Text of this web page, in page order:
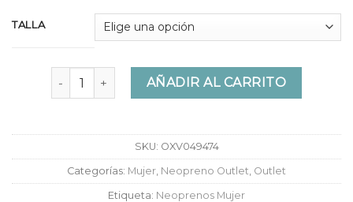
TALLA
Neopreno Wapito Shorty Mc Xnoir Noir cantidad
AÑADIR AL CARRITO
SKU: OXV049474
Categorías: Mujer Neopreno Outlet Outlet
Etiqueta: Neoprenos Mujer